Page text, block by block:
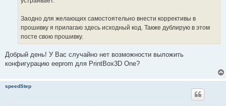
Заодно для желающих самостоятельно внести коррективы в
прошивку я прилагаю здесь исходный код. Также дублирую в этом
посте свою прошивку.
Добрый день! У Вас случайно нет возможности выложить
конфигурацию eeprom для PrintBox3D One?
speedStep